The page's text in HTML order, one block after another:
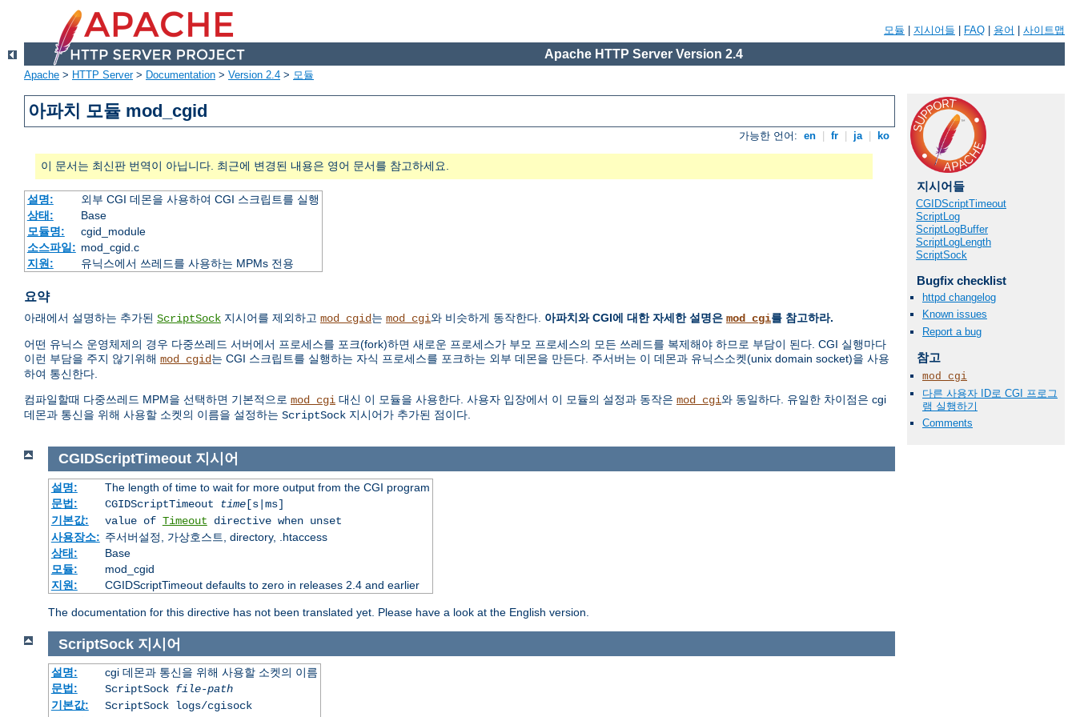
모듈 지시어들 FAQ 용어 사이트맵
Apache HTTP Server Version 2.4
Apache > HTTP Server> Documentation > Version 2.4 > 모듈
아파치 모듈 mod_cgid
가능한 언어: en fr ja ko
이 문서는 최신판 번역이 아닙니다. 최근에 변경된 내용은 영어 문서를 참고하세요.
설명:
외부 CGI 데몬을 사용하여 CGI 스크립트를 실행
상태:
Base
모듈명:
cgid_module
소스파일: mod_cgid.c
지원:
유닉스에서 쓰레드를 사용하는 MPMs 전용
요약
아래에서 설명하는 추가된 ScriptSock 지시어를 제외하고 mod_cgid는 mod_cgi와 비슷하게 동작한다. 아파치와 CGI에 대한 자세한 설명은 mod_cgi를 참고하라.
어떤 유닉스 운영체제의 경우 다중쓰레드 서버에서 프로세스를 포크(fork)하면 새로운 프로세스가 부모 프로세스의 모든 쓰레드를 복제해야 하므로 부담이 된다. CGI 실행마다
이런 부담을 주지 않기위해 mod_cgid는 CGI 스크립트를 실행하는 자식 프로세스를 포크하는 외부 데몬을 만든다. 주서버는 이 데몬과 유닉스소켓(unix domain socket)을 사용
하여 통신한다.
컴파일할때 다중쓰레드 MPM을 선택하면 기본적으로 mod_cgi 대신 이 모듈을 사용한다. 사용자 입장에서 이 모듈의 설정과 동작은 mod_cgi와 동일하다. 유일한 차이점은 cgi
데몬과 통신을 위해 사용할 소켓의 이름을 설정하는 ScriptSock 지시어가 추가된 점이다.
지시어들
CGIDScriptTimeout
ScriptLog
ScriptLogBuffer
ScriptLogLength
ScriptSock
Bugfix checklist
httpd changelog
Known issues
Report a bug
참고
mod_cgi
다른 사용자 ID로 CGI 프로그
램 실행하기
Comments
CGIDScriptTimeout 지시어
설명:
The length of time to wait for more output from the CGI program
문법:
CGIDScriptTimeout time[s|ms]
기본값:
value of Timeout directive when unset
사용장소: 주서버설정, 가상호스트, directory, .htaccess
상태:
Base
모듈:
mod_cgid
지원:
CGIDScriptTimeout defaults to zero in releases 2.4 and earlier
The documentation for this directive has not been translated yet. Please have a look at the English version.
ScriptSock 지시어
설명:
cgi 데몬과 통신을 위해 사용할 소켓의 이름
문법:
ScriptSock file-path
기본값:
ScriptSock logs/cgisock